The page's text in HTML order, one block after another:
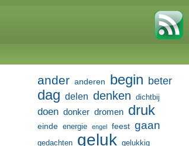
ander anderen begin beter
dag delen denken dichtbij
doen donker dromen druk
einde energie engel feest gaan
gedachten geluk gelukkig